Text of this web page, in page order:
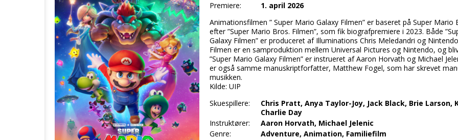
Premiere:
1. april 2026
Animationsfilmen ” Super Mario Galaxy Filmen” er baseret på Super
efter ”Super Mario Bros. Filmen”, som fik biografpremiere i 2023. Både
Galaxy Filmen” er produceret af Illuminations Chris Meledandri og
Filmen er en samproduktion mellem Universal Pictures og Nintendo, og
”Super Mario Galaxy Filmen” er instrueret af Aaron Horvath og Michael
er også samme manuskriptforfatter, Matthew Fogel, som har skrevet
musikken.
Kilde: UIP
Skuespillere:
Chris Pratt, Anya Taylor-Joy, Jack Black, Brie Larson,
Charlie Day
Instruktører:
Aaron Horvath, Michael Jelenic
Genre:
Adventure, Animation, Familiefilm